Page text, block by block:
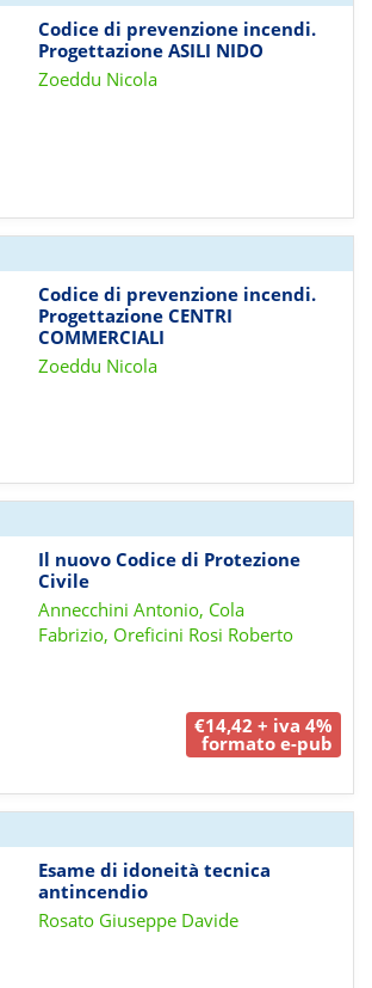
Codice di prevenzione incendi.
Progettazione ASILI NIDO
Zoeddu Nicola
Codice di prevenzione incendi.
Progettazione CENTRI
COMMERCIALI
Zoeddu Nicola
Il nuovo Codice di Protezione
Civile
Annecchini Antonio, Cola
Fabrizio, Oreficini Rosi Roberto
€14,42 + iva 4%
formato e-pub
Esame di idoneità tecnica
antincendio
Rosato Giuseppe Davide